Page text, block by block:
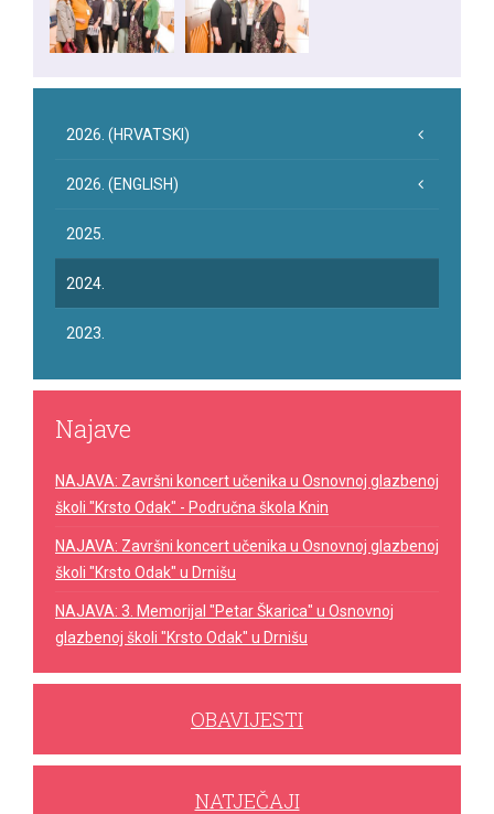
2026. (HRVATSKI)
2026. (ENGLISH)
2025.
2024.
2023.
Najave
NAJAVA: Završni koncert učenika u Osnovnoj glazbenoj
školi "Krsto Odak" - Područna škola Knin
NAJAVA: Završni koncert učenika u Osnovnoj glazbenoj
školi "Krsto Odak" u Drnišu
NAJAVA: 3. Memorijal "Petar Škarica" u Osnovnoj
glazbenoj školi "Krsto Odak" u Drnišu
OBAVIJESTI
NATJEČAJI